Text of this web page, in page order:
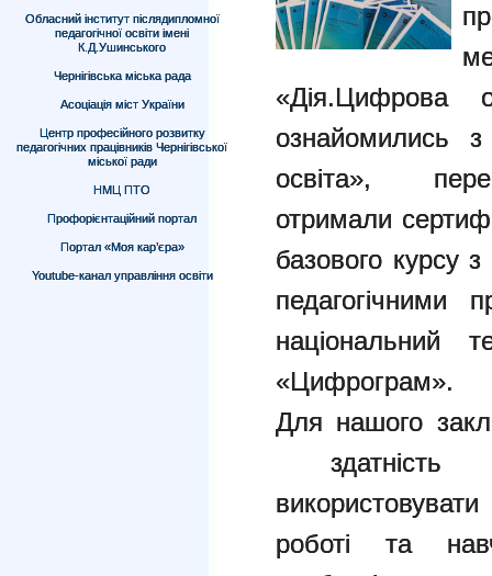
Обласний інститут післядипломної
педагогічної освіти імені
К.Д.Ушинського
Чернігівська міська рада
Асоціація міст України
Центр професійного розвитку
педагогічних працівників Чернігівської
міської ради
НМЦ ПТО
Профорієнтаційний портал
Портал «Моя кар’єра»
Youtube-канал управління освіти
«Дія.Цифрова
ознайомились
освіта»,
отримали
базового курсу
педагогічними
національний
«Цифрограм».
Для нашого
здатність
роботі та